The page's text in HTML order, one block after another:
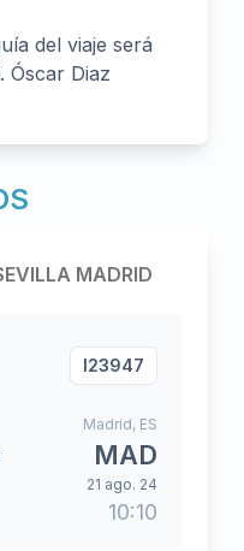
del viaje será
Óscar Diaz
MADRID
I23947
Madrid, ES
MAD
21 ago. 24
10:10